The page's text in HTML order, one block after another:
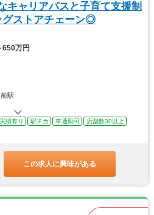
キャリアパスと子育て支援制
グストアチェーン◎
650万円
駅
績有り 駅チカ 車通勤可
店舗数30以上
この求人に興味がある